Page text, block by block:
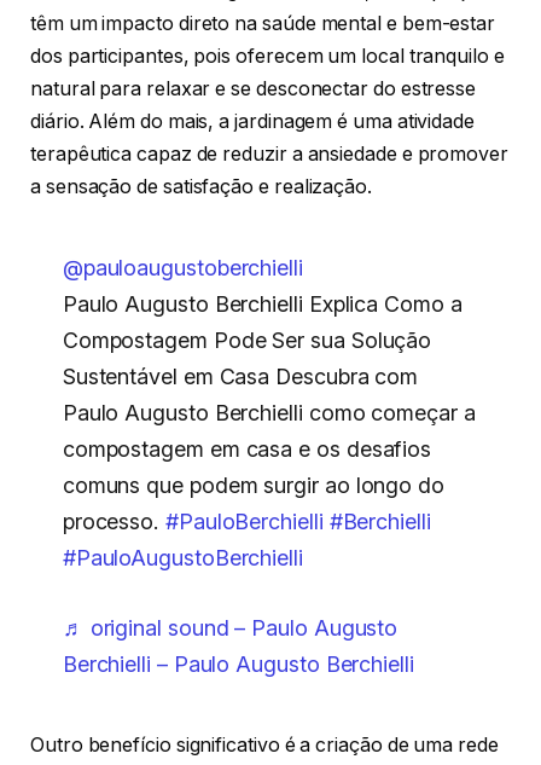
têm um impacto direto na saúde mental e bem-estar
dos participantes, pois oferecem um local tranquilo e
natural para relaxar e se desconectar do estresse
diário. Além do mais, a jardinagem é uma atividade
terapêutica capaz de reduzir a ansiedade e promover
a sensação de satisfação e realização.
@pauloaugustoberchielli
Paulo Augusto Berchielli Explica Como a
Compostagem Pode Ser sua Solução
Sustentável em Casa Descubra com
Paulo Augusto Berchielli como começar a
compostagem em casa e os desafios
comuns que podem surgir ao longo do
processo. #PauloBerchielli #Berchielli
#PauloAugustoBerchielli
♬ original sound – Paulo Augusto
Berchielli – Paulo Augusto Berchielli
Outro benefício significativo é a criação de uma rede